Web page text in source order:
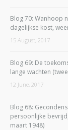
Blog 70: Wanhoop
dagelijkse kost,
15 August, 2017
Blog 69: De
lange wachten
12 June, 2017
Blog 68:
persoonlijke
maart 1948)